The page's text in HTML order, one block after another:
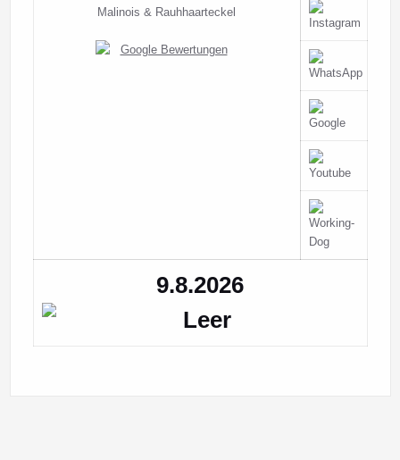
Malinois & Rauhhaarteckel
9.8.2026